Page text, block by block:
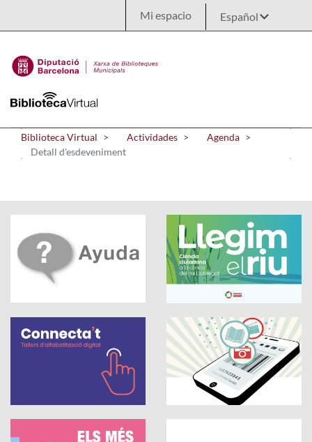
Mi espacio
Biblioteca Virtual Actividades
Agenda
Detall d'esdeveniment